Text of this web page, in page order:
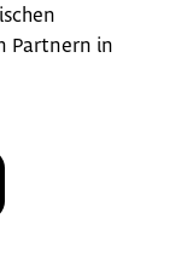
Partnern in